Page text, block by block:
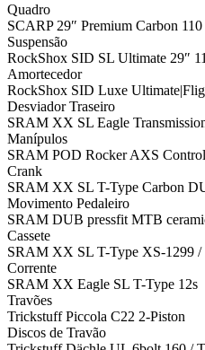
Quadro
SCARP 29″ Premium Carbon
Suspensão
RockShox SID SL Ultimate 29″
Amortecedor
RockShox SID Luxe
Desviador Traseiro
SRAM XX SL Eagle
Manípulos
SRAM POD Rocker AXS
Crank
SRAM XX SL T-Type Carbon
Movimento Pedaleiro
SRAM DUB pressfit MTB
Cassete
SRAM XX SL T-Type XS-1299 /
Corrente
SRAM XX Eagle SL T-Type 12s
Travões
Trickstuff Piccola C22 2-Piston
Discos de Travão